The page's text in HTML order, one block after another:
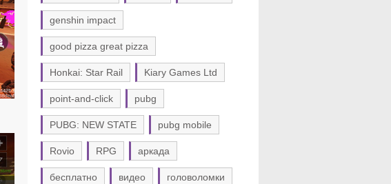
genshin impact
good pizza great pizza
Honkai: Star Rail Kiary Games Ltd
point-and-click pubg
PUBG: NEW STATE pubg mobile
Rovio RPG аркада
бесплатно видео головоломки